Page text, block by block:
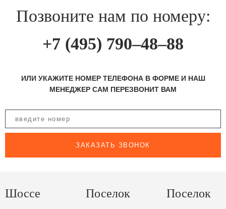
Позвоните нам по номеру:
+7 (495) 790–48–88
ИЛИ УКАЖИТЕ НОМЕР ТЕЛЕФОНА В ФОРМЕ И НАШ
МЕНЕДЖЕР САМ ПЕРЕЗВОНИТ ВАМ
ЗАКАЗАТЬ ЗВОНОК
Шоссе Поселок Поселок